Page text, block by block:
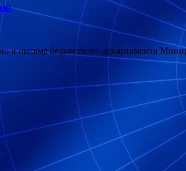
в письме бюджетного департамента